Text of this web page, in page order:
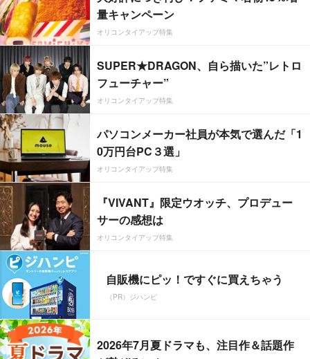
量キャンペーン
オリコンタイアップ特集
SUPER★DRAGON、自ら描いた”レトロ
フューチャー”
オリコンタイアップ特集
パソコンメーカー社員が本気で選んだ「1
0万円台PC３選」
オリコンタイアップ特集
『VIVANT』限定ウオッチ、プロデュー
サーの感想は
オリコンタイアップ特集
自販機にピッ！ですぐに買えちゃう
（PR）ジハンピ
2026年7月夏ドラマも、注目作＆話題作